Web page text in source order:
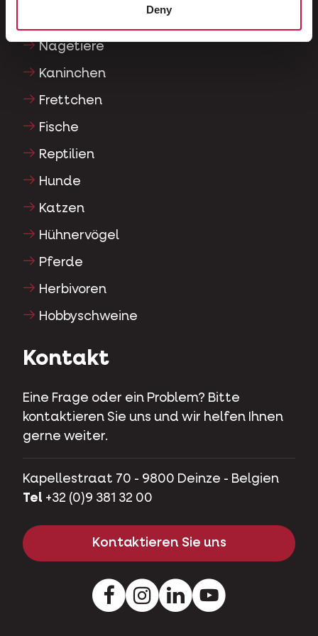
Deny
Nagetiere
Kaninchen
Frettchen
Fische
Reptilien
Hunde
Katzen
Hühnervögel
Pferde
Herbivoren
Hobbyschweine
Kontakt
Eine Frage oder ein Problem? Bitte
kontaktieren Sie uns und wir helfen Ihnen
gerne weiter.
Kapellestraat 70 - 9800 Deinze - Belgien
Tel +32 (0)9 381 32 00
Kontaktieren Sie uns
FacebookInstagramLinkedInYoutube